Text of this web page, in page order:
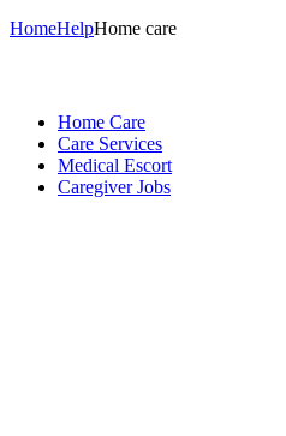
HomeHelpHome care
Home Care
Care Services
Medical Escort
Caregiver Jobs